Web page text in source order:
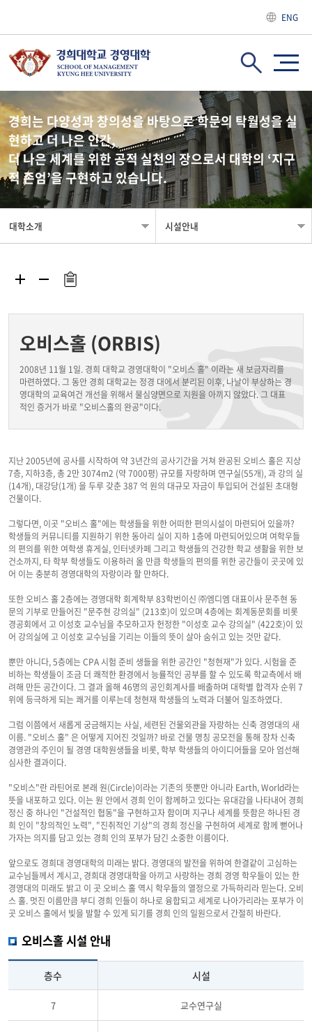
ENG
경희는 다양성과 창의성을 바탕으로 학문의 탁월성을 실
현하고 더 나은 인간,
더 나은 세계를 위한 공적 실천의 장으로서 대학의 ‘지구
적 존엄’을 구현하고 있습니다.
대학소개 시설안내
오비스홀 (ORBIS)
2008년 11월 1일. 경희 대학교 경영대학이 "오비스 홀" 이라는 새 보금자리를
마련하였다. 그 동안 경희 대학교는 정경 대에서 분리된 이후, 나날이 부상하는 경
영대학의 교육여건 개선을 위해서 물심양면으로 지원을 아끼지 않았다. 그 대표
적인 증거가 바로 "오비스홀의 완공"이다.
지난 2005년에 공사를 시작하여 약 3년간의 공사기간을 거쳐 완공된 오비스 홀은 지상
7층, 지하3층, 총 2만 3074m2 (약 7000평) 규모를 자랑하며 연구실(55개), 과 강의 실
(14개), 대강당(1개) 을 두루 갖춘 387 억 원의 대규모 자금이 투입되어 건설된 초대형
건물이다.
그렇다면, 이곳 "오비스 홀"에는 학생들을 위한 어떠한 편의시설이 마련되어 있을까?
학생들의 커뮤니티를 지원하기 위한 동아리 실이 지하 1층에 마련되어있으며 여학우들
의 편의를 위한 여학생 휴게실, 인터넷카페 그리고 학생들의 건강한 학교 생활을 위한 보
건소까지, 타 학부 학생들도 이용하러 올 만큼 학생들의 편의를 위한 공간들이 곳곳에 있
어 이는 충분히 경영대학의 자랑이라 할 만하다.
또한 오비스 홀 2층에는 경영대학 회계학부 83학번이신 ㈜엠디엠 대표이사 문주현 동
문의 기부로 만들어진 "문주현 강의실" (213호)이 있으며 4층에는 회계동문회를 비롯
경공회에서 고 이성호 교수님을 추모하고자 헌정한 "이성호 교수 강의실" (422호)이 있
어 강의실에 고 이성호 교수님을 기리는 이들의 뜻이 살아 숨쉬고 있는 것만 같다.
뿐만 아니다, 5층에는 CPA 시험 준비 생들을 위한 공간인 "청현재"가 있다. 시험을 준
비하는 학생들이 조금 더 쾌적한 환경에서 능률적인 공부를 할 수 있도록 학교측에서 배
려해 만든 공간이다. 그 결과 올해 46명의 공인회계사를 배출하며 대학별 합격자 순위 7
위에 등극하게 되는 쾌거를 이루는데 청현재 학생들의 노력과 더불어 일조하였다.
그럼 이쯤에서 새롭게 궁금해지는 사실, 세련된 건물외관을 자랑하는 신축 경영대의 새
이름. "오비스 홀" 은 어떻게 지어진 것일까? 바로 건물 명칭 공모전을 통해 장차 신축
경영관의 주인이 될 경영 대학원생들을 비롯, 학부 학생들의 아이디어들을 모아 엄선해
심사한 결과이다.
"오비스"란 라틴어로 본래 원(Circle)이라는 기존의 뜻뿐만 아니라 Earth, World라는
뜻을 내포하고 있다. 이는 원 안에서 경희 인이 함께하고 있다는 유대감을 나타내어 경희
정신 중 하나인 "건설적인 협동"을 구현하고자 함이며 지구나 세계를 뜻함은 하나된 경
희 인이 "창의적인 노력", "진취적인 기상"의 경희 정신을 구현하여 세계로 함께 뻗어나
가자는 의지를 담고 있는 경희 인의 포부가 담긴 소중한 이름이다.
앞으로도 경희대 경영대학의 미래는 밝다. 경영대의 발전을 위하여 한결같이 고심하는
교수님들께서 계시고, 경희대 경영대학을 아끼고 사랑하는 경희 경영 학우들이 있는 한
경영대의 미래도 밝고 이 곳 오비스 홀 역시 학우들의 열정으로 가득하리라 믿는다. 오비
스 홀. 멋진 이름만큼 부디 경희 인들이 하나로 융합되고 세계로 나아가리라는 포부가 이
곳 오비스 홀에서 빛을 발할 수 있게 되기를 경희 인의 일원으로서 간절히 바란다.
오비스홀 시설 안내
층수 시설
7 교수연구실